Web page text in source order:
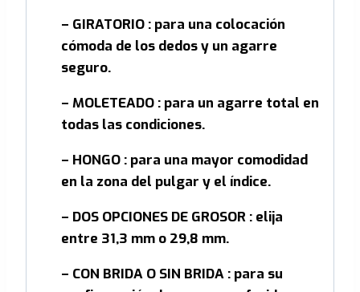
– GIRATORIO : para una colocación
cómoda de los dedos y un agarre
seguro.
– MOLETEADO : para un agarre total en
todas las condiciones.
– HONGO : para una mayor comodidad
en la zona del pulgar y el índice.
– DOS OPCIONES DE GROSOR : elija
entre 31,3 mm o 29,8 mm.
– CON BRIDA O SIN BRIDA : para su